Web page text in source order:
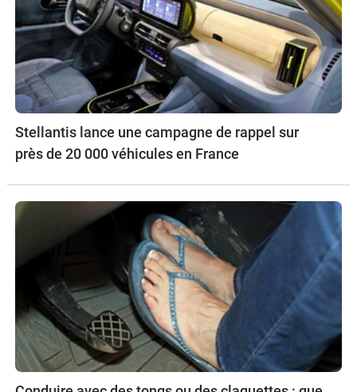
Stellantis lance une campagne de rappel sur
près de 20 000 véhicules en France